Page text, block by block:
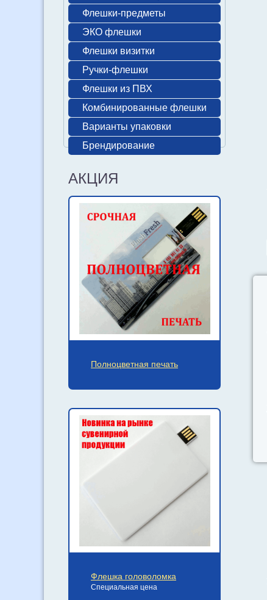
Флешки-предметы
ЭКО флешки
Флешки визитки
Ручки-флешки
Флешки из ПВХ
Комбинированные флешки
Варианты упаковки
Брендирование
АКЦИЯ
Полноцветная печать
Флешка головоломка
Специальная цена